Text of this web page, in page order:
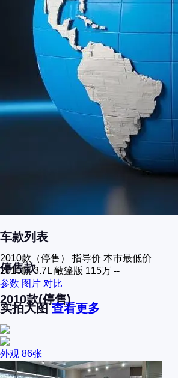
车款列表
停售款
2010款(停售)
2010款（停售） 指导价 本市最低价
2010款 3.7L 敞篷版 115万 --
参数 图片 对比
实拍大图 查看更多
外观 86张